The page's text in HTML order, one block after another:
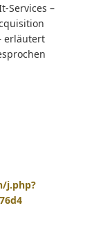
Services –
erläutert
j.php?